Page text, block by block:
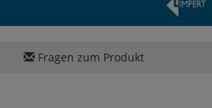
Fragen zum Produkt